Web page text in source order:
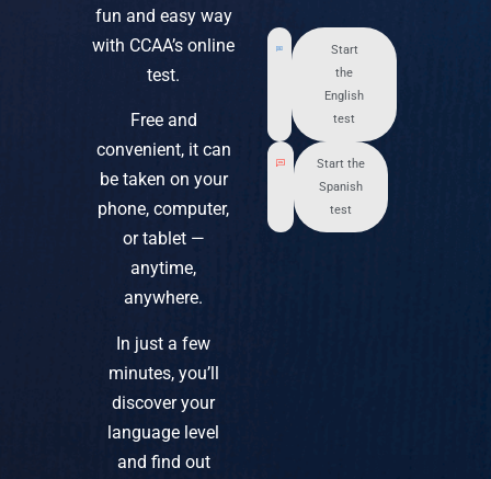
fun and easy way
with CCAA’s online
test.
Free and
convenient, it can
be taken on your
phone, computer,
or tablet —
anytime,
anywhere.
In just a few
minutes, you’ll
discover your
language level
and find out
Start
the
English
test
Start the
Spanish
test